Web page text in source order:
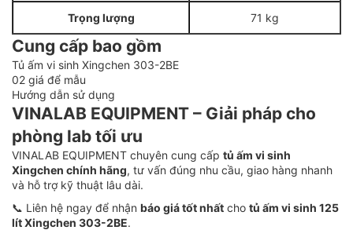
Trọng lượng 71 kg
Cung cấp bao gồm
Tủ ấm vi sinh Xingchen 303-2BE
02 giá để mẫu
Hướng dẫn sử dụng
VINALAB EQUIPMENT – Giải pháp cho
phòng lab tối ưu
VINALAB EQUIPMENT chuyên cung cấp tủ ấm vi sinh
Xingchen chính hãng, tư vấn đúng nhu cầu, giao hàng nhanh
và hỗ trợ kỹ thuật lâu dài.
📞 Liên hệ ngay để nhận báo giá tốt nhất cho tủ ấm vi sinh 125
lít Xingchen 303-2BE.